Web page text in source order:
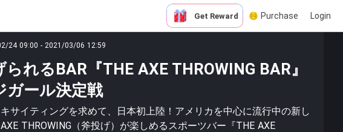
Get Reward Purchase Login
24 09:00 - 2021/03/06 12:59
れるBAR『THE AXE THROWING BAR』
ガール決定戦
サイティングを求めて、日本初上陸！アメリカを中心に流行中の新し
THROWING（斧投げ）が楽しめるスポーツバー『THE AXE